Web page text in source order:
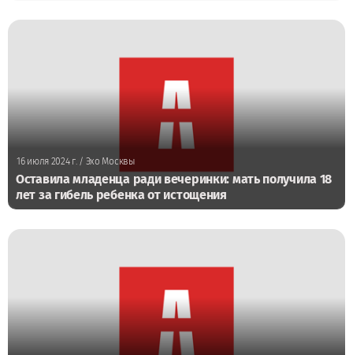
16 июля 2024 г./ Эхо Москвы
Оставила младенца ради вечеринки: мать получила 18
лет за гибель ребенка от истощения